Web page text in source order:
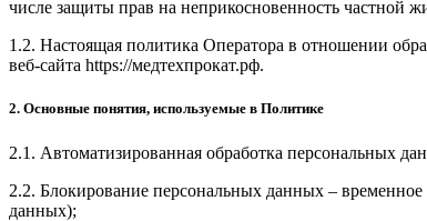
числе защиты прав на неприкосновенность частной
1.2. Настоящая политика Оператора в отношении
веб-сайта https://медтехпрокат.рф.
2. Основные понятия, используемые в Политике
2.1. Автоматизированная обработка персональных
2.2. Блокирование персональных данных –
данных);